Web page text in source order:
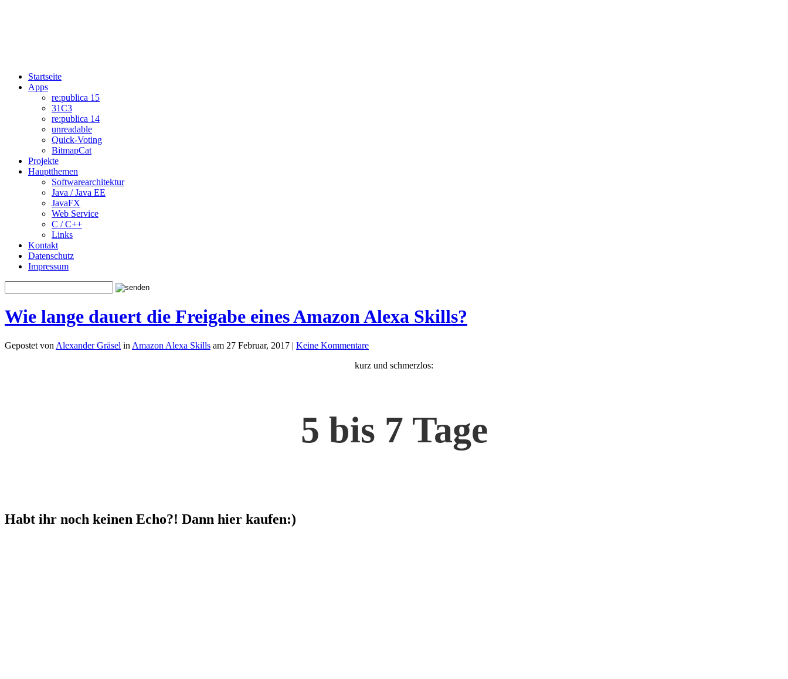
Startseite
Apps
re:publica 15
31C3
re:publica 14
unreadable
Quick-Voting
BitmapCat
Projekte
Hauptthemen
Softwarearchitektur
Java / Java EE
JavaFX
Web Service
C / C++
Links
Kontakt
Datenschutz
Impressum
Wie lange dauert die Freigabe eines Amazon Alexa Skills?
Gepostet von Alexander Gräsel in Amazon Alexa Skills am 27 Februar, 2017 | Keine Kommentare
kurz und schmerzlos:
5 bis 7 Tage
Habt ihr noch keinen Echo?! Dann hier kaufen:)